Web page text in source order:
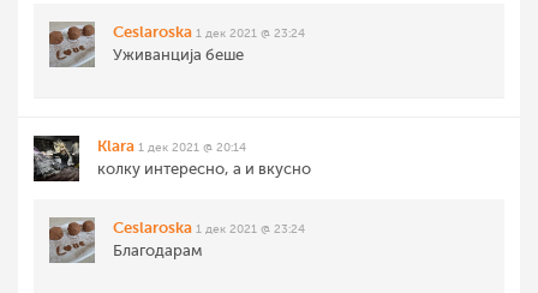
Ceslaroska 1 дек 2021 @ 23:24
Уживанција беше
Klara 1 дек 2021 @ 20:14
колку интересно, а и вкусно
Ceslaroska 1 дек 2021 @ 23:24
Благодарам